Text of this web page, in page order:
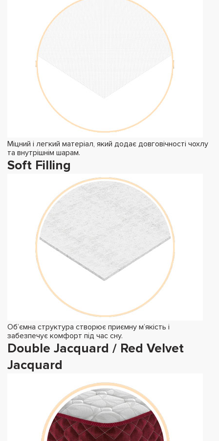
Міцний і легкий матеріал, який додає довговічності чохлу
та внутрішнім шарам.
Soft Filling
Об’ємна структура створює приємну м’якість і
забезпечує комфорт під час сну.
Double Jacquard / Red Velvet
Jacquard